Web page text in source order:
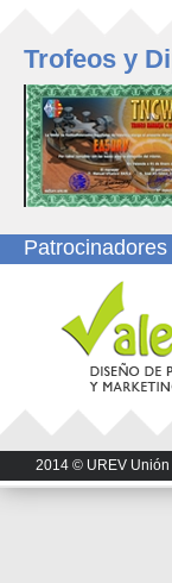
Trofeos y
Patrocinadores
2014 © UREV Unión